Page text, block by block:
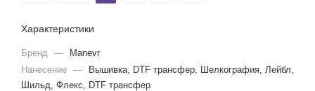
Характеристики
Бренд —
Manevr
Нанесение —
Вышивка, DTF трансфер, Шелкография, Лейбл,
Шильд, Флекс, DTF трансфер